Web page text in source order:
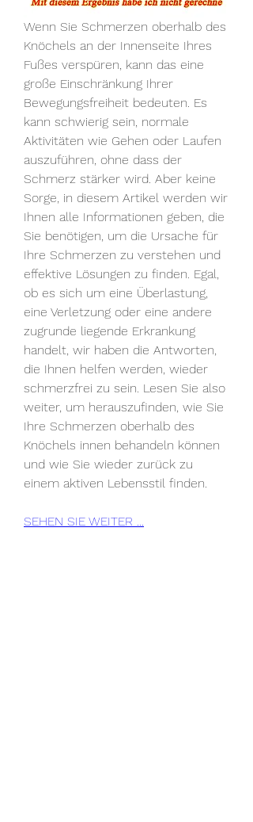
Wenn Sie Schmerzen oberhalb des
Knöchels an der Innenseite Ihres
Fußes verspüren, kann das eine
große Einschränkung Ihrer
Bewegungsfreiheit bedeuten. Es
kann schwierig sein, normale
Aktivitäten wie Gehen oder Laufen
auszuführen, ohne dass der
Schmerz stärker wird. Aber keine
Sorge, in diesem Artikel werden wir
Ihnen alle Informationen geben, die
Sie benötigen, um die Ursache für
Ihre Schmerzen zu verstehen und
effektive Lösungen zu finden. Egal,
ob es sich um eine Überlastung,
eine Verletzung oder eine andere
zugrunde liegende Erkrankung
handelt, wir haben die Antworten,
die Ihnen helfen werden, wieder
schmerzfrei zu sein. Lesen Sie also
weiter, um herauszufinden, wie Sie
Ihre Schmerzen oberhalb des
Knöchels innen behandeln können
und wie Sie wieder zurück zu
einem aktiven Lebensstil finden.
SEHEN SIE WEITER ...